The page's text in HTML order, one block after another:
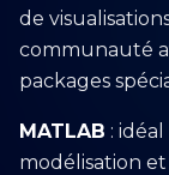
de
communauté
packages
MATLAB :
modélisation